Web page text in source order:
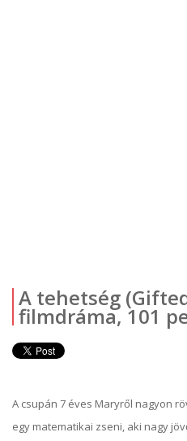
A tehetség
filmdráma, 101
A csupán 7 éves Maryről nagyon
egy matematikai zseni, aki nagy